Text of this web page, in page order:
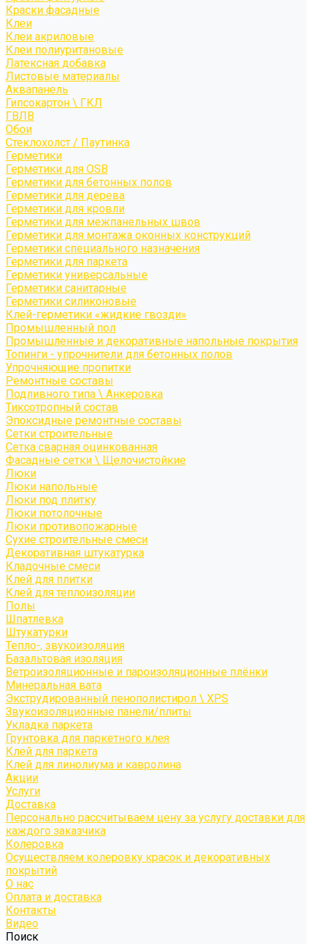
Краски фасадные
Клеи
Клеи акриловые
Клеи полиуритановые
Латексная добавка
Листовые материалы
Аквапанель
Гипсокартон \ ГКЛ
ГВЛВ
Обои
Стеклохолст / Паутинка
Герметики
Герметики для OSB
Герметики для бетонных полов
Герметики для дерева
Герметики для кровли
Герметики для межпанельных швов
Герметики для монтажа оконных конструкций
Герметики специального назначения
Герметики для паркета
Герметики универсальные
Герметики санитарные
Герметики силиконовые
Клей-герметики «жидкие гвозди»
Промышленный пол
Промышленные и декоративные напольные покрытия
Топинги - упрочнители для бетонных полов
Упрочняющие пропитки
Ремонтные составы
Подливного типа \ Анкеровка
Тиксотропный состав
Эпоксидные ремонтные составы
Сетки строительные
Сетка сварная оцинкованная
Фасадные сетки \ Щелочистойкие
Люки
Люки напольные
Люки под плитку
Люки потолочные
Люки противопожарные
Сухие строительные смеси
Декоративная штукатурка
Кладочные смеси
Клей для плитки
Клей для теплоизоляции
Полы
Шпатлевка
Штукатурки
Тепло-, звукоизоляция
Базальтовая изоляция
Ветроизоляционные и пароизоляционные плёнки
Минеральная вата
Экструдированный пенополистирол \ XPS
Звукоизоляционные панели/плиты
Укладка паркета
Грунтовка для паркетного клея
Клей для паркета
Клей для линолиума и кавролина
Акции
Услуги
Доставка
Персонально рассчитываем цену за услугу доставки для
каждого заказчика
Колеровка
Осуществляем колеровку красок и декоративных
покрытий
О нас
Оплата и доставка
Контакты
Видео
Поиск